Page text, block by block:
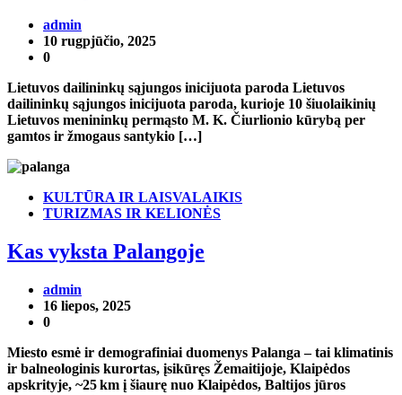
admin
10 rugpjūčio, 2025
0
Lietuvos dailininkų sąjungos inicijuota paroda Lietuvos
dailininkų sąjungos inicijuota paroda, kurioje 10 šiuolaikinių
Lietuvos menininkų permąsto M. K. Čiurlionio kūrybą per
gamtos ir žmogaus santykio […]
KULTŪRA IR LAISVALAIKIS
TURIZMAS IR KELIONĖS
Kas vyksta Palangoje
admin
16 liepos, 2025
0
Miesto esmė ir demografiniai duomenys Palanga – tai klimatinis
ir balneologinis kurortas, įsikūręs Žemaitijoje, Klaipėdos
apskrityje, ~25 km į šiaurę nuo Klaipėdos, Baltijos jūros